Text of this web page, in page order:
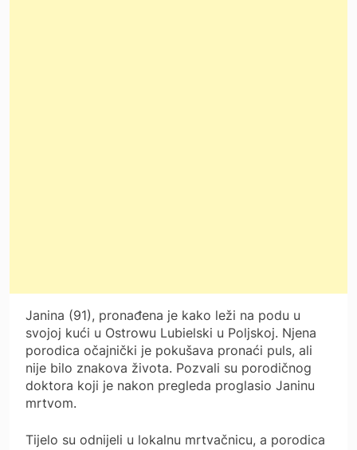
Janina (91), pronađena je kako leži na podu u
svojoj kući u Ostrowu Lubielski u Poljskoj. Njena
porodica očajnički je pokušava pronaći puls, ali
nije bilo znakova života. Pozvali su porodičnog
doktora koji je nakon pregleda proglasio Janinu
mrtvom.
Tijelo su odnijeli u lokalnu mrtvačnicu, a porodica